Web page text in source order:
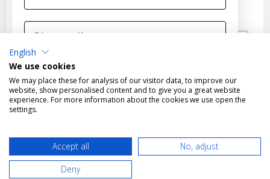
Nyhedsbrev
*Fragtfri levering gælder KUN varer, der kan leveres som
standardpakke til GLS pakkeshops.
English
We use cookies
We may place these for analysis of our visitor data, to improve our
website, show personalised content and to give you a great website
experience. For more information about the cookies we use open the
settings.
Accept all
No, adjust
Deny
DELTAG I KONKURRENCEN
Nej tak, det skal ikke være mig
samtidig Disconetto' nyhedsbrev og accepterer
Disconetto'
Vi trækker en vinder ved udgangen af året.